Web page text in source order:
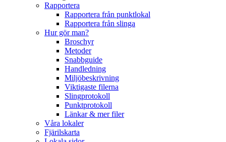
Rapportera
Rapportera från punktlokal
Rapportera från slinga
Hur gör man?
Broschyr
Metoder
Snabbguide
Handledning
Miljöbeskrivning
Viktigaste filerna
Slingprotokoll
Punktprotokoll
Länkar & mer filer
Våra lokaler
Fjärilskarta